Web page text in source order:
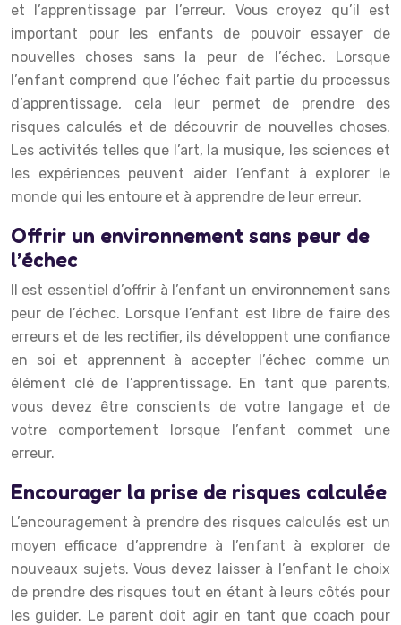
et l’apprentissage par l’erreur. Vous croyez qu’il est
important pour les enfants de pouvoir essayer de
nouvelles choses sans la peur de l’échec. Lorsque
l’enfant comprend que l’échec fait partie du processus
d’apprentissage, cela leur permet de prendre des
risques calculés et de découvrir de nouvelles choses.
Les activités telles que l’art, la musique, les sciences et
les expériences peuvent aider l’enfant à explorer le
monde qui les entoure et à apprendre de leur erreur.
Offrir un environnement sans peur de
l’échec
Il est essentiel d’offrir à l’enfant un environnement sans
peur de l’échec. Lorsque l’enfant est libre de faire des
erreurs et de les rectifier, ils développent une confiance
en soi et apprennent à accepter l’échec comme un
élément clé de l’apprentissage. En tant que parents,
vous devez être conscients de votre langage et de
votre comportement lorsque l’enfant commet une
erreur.
Encourager la prise de risques calculée
L’encouragement à prendre des risques calculés est un
moyen efficace d’apprendre à l’enfant à explorer de
nouveaux sujets. Vous devez laisser à l’enfant le choix
de prendre des risques tout en étant à leurs côtés pour
les guider. Le parent doit agir en tant que coach pour